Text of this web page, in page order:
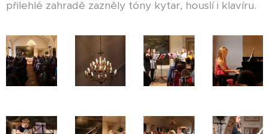
přilehlé zahradě zazněly tóny kytar, houslí i klavíru.